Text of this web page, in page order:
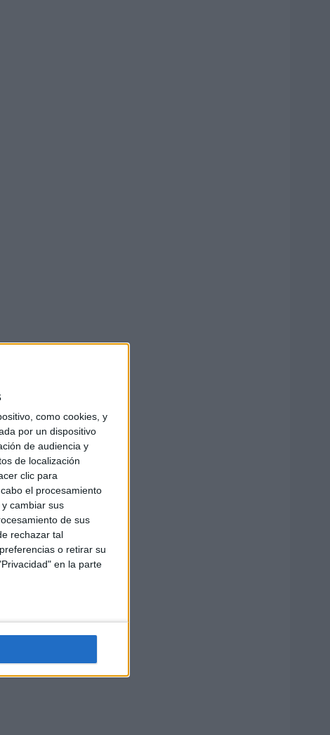
como cookies, y
por un dispositivo
de audiencia y
de localización
clic para
el procesamiento
cambiar sus
de sus
rechazar tal
o retirar su
en la parte